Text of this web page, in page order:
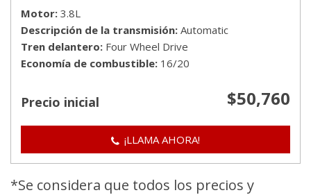
Motor 3.8L
Descripción de la transmisión Automatic
Tren delantero Four Wheel Drive
Economía de combustible 16/20
Precio inicial $50,760
¡LLAMA AHORA!
*Se considera que todos los precios y